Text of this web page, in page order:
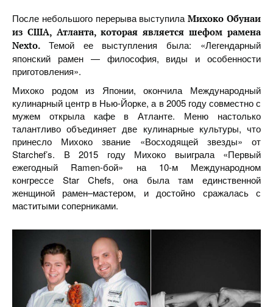
После небольшого перерыва выступилаМихоко Обунаи
из США, Атланта, которая является шефом рамена
Nexto. Темой ее выступления была: «Легендарный
японский рамен — философия, виды и особенности
приготовления».
Михоко родом из Японии, окончила Международный
кулинарный центр в Нью-Йорке, а в 2005 году совместно с
мужем открыла кафе в Атланте. Меню настолько
талантливо объединяет две кулинарные культуры, что
принесло Михоко звание «Восходящей звезды» от
Starchef’s. В 2015 году Михоко выиграла «Первый
ежегодный Ramen-бой» на 10-м Международном
конгрессе Star Chefs, она была там единственной
женщиной рамен–мастером, и достойно сражалась с
маститыми соперниками.